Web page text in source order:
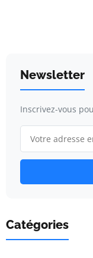
Newsletter
Inscrivez-vous
Catégories